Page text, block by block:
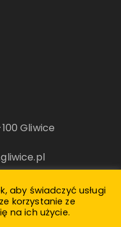
Gliwice
aby świadczyć usługi
korzystanie ze
na ich użycie.